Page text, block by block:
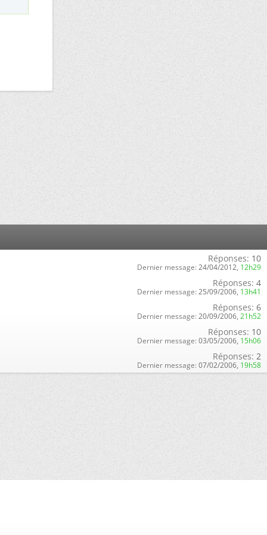
Réponses: 10
Dernier message: 24/04/2012, 12h29
Réponses: 4
Dernier message: 25/09/2006, 13h41
Réponses: 6
Dernier message: 20/09/2006, 21h52
Réponses: 10
Dernier message: 03/05/2006, 15h06
Réponses: 2
Dernier message: 07/02/2006, 19h58